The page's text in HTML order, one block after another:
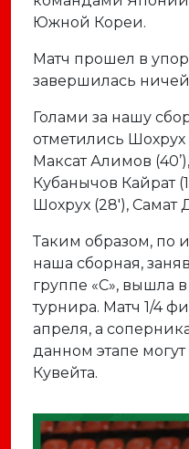
Южной Кореи.
Матч прошел в
завершилась
Голами за нашу
отметились
Максат Алимов
Кубанычов Кайрат
Шохрух (28'), Самат
Таким образом, по
наша сборная,
группе «С», вышла
турнира. Матч 1/4
апреля, а
данном этапе
Кувейта.